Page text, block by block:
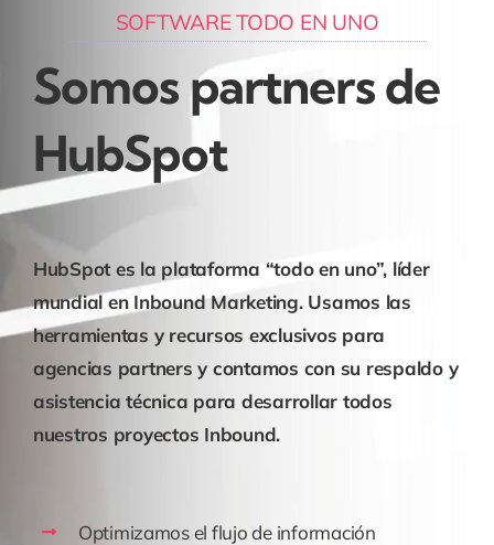
SOFTWARE TODO EN UNO
Somos partners de
HubSpot
HubSpot es la plataforma “todo en uno”, líder
mundial en Inbound Marketing. Usamos las
herramientas y recursos exclusivos para
agencias partners y contamos con su respaldo y
asistencia técnica para desarrollar todos
nuestros proyectos Inbound.
Optimizamos el flujo de información